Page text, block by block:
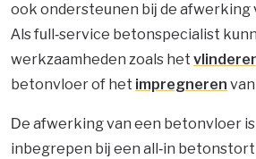
ook ondersteunen bij de afwerking
Als full-service betonspecialist
werkzaamheden zoals het
betonvloer of het impregneren
De afwerking van een betonvloer
inbegrepen bij een all-in